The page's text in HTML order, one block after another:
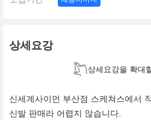
상세요강
상세요강을 확대
신세계사이먼 부산점 스케쳐스에서
신발 판매라 어렵지 않습니다.